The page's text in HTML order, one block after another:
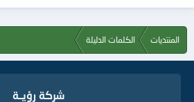
المنتديات الكلمات الدليلة
شركة رؤيــة